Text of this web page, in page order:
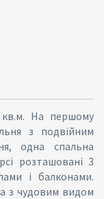
На першому
з подвійним
одна спальна
розташовані 3
і балконами.
з чудовим видом